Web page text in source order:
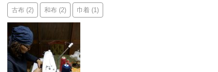
古布 (2) 和布 (2) 巾着 (1)